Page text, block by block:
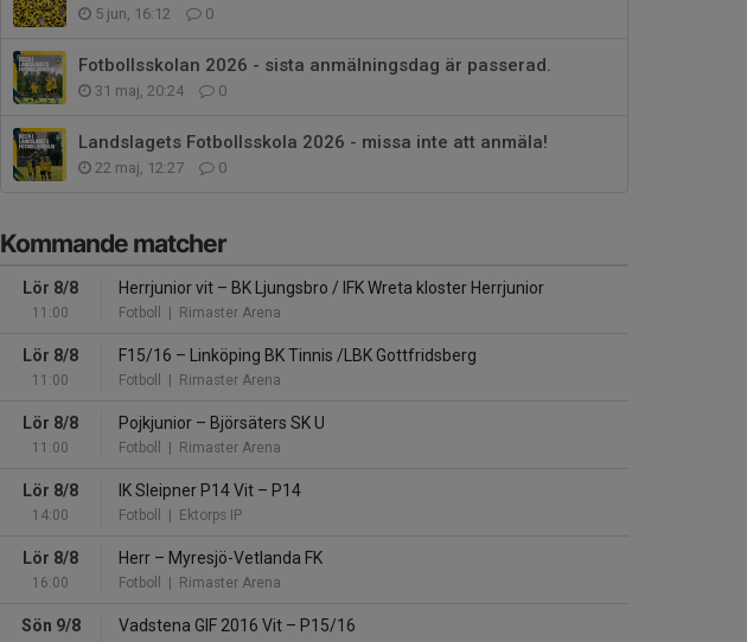
5 jun, 16:12 0
Fotbollsskolan 2026 - sista anmälningsdag är passerad.
31 maj, 20:24 0
Landslagets Fotbollsskola 2026 - missa inte att anmäla!
22 maj, 12:27 0
Kommande matcher
Lör 8/8
11:00
Herrjunior vit – BK Ljungsbro / IFK Wreta kloster Herrjunior
Fotboll | Rimaster Arena
Lör 8/8
11:00
F15/16 – Linköping BK Tinnis /LBK Gottfridsberg
Fotboll | Rimaster Arena
Lör 8/8
11:00
Pojkjunior – Björsäters SK U
Fotboll | Rimaster Arena
Lör 8/8
14:00
IK Sleipner P14 Vit – P14
Fotboll | Ektorps IP
Lör 8/8
16:00
Herr – Myresjö-Vetlanda FK
Fotboll | Rimaster Arena
Sön 9/8 Vadstena GIF 2016 Vit – P15/16